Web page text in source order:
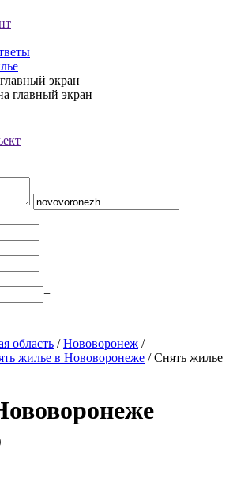
экран
+
область /Нововоронеж /
жилье в Нововоронеже / Снять жилье